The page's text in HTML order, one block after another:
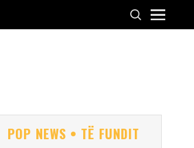
POP NEWS • TË FUNDIT